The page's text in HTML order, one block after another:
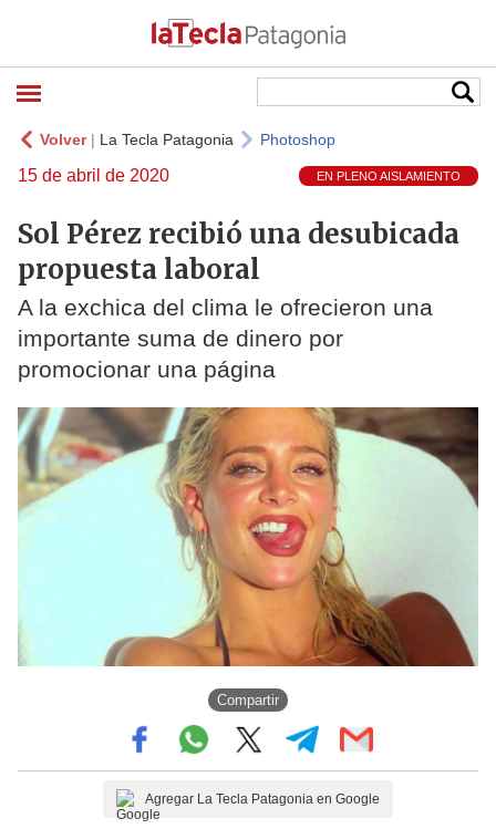
Volver| La Tecla Patagonia Photoshop
15 de abril de 2020 EN PLENO AISLAMIENTO
Sol Pérez recibió una desubicada
propuesta laboral
A la exchica del clima le ofrecieron una
importante suma de dinero por
promocionar una página
Compartir
Agregar La Tecla Patagonia en Google